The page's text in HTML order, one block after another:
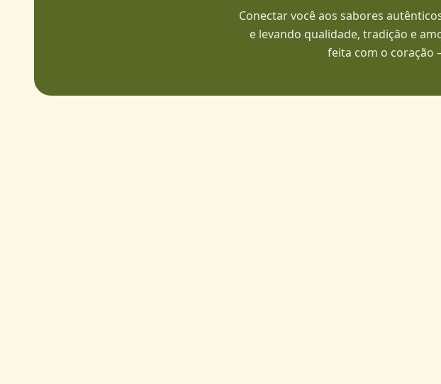
Conectar você aos sabores
e levando qualidade, tradição e
feita com o coração